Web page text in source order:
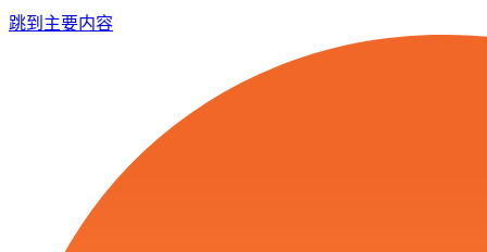
跳到主要内容